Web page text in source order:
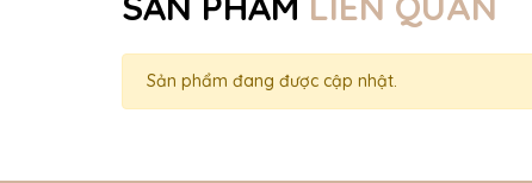
Sản phẩm đang được cập nhật.